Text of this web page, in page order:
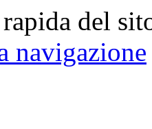
del
navigazione